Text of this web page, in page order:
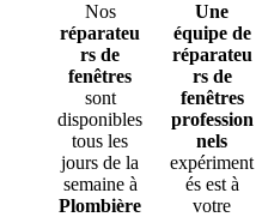
Nos
réparateu
rs de
fenêtres
sont
disponibles
tous les
jours de la
semaine à
Plombière
Une
équipe de
réparateu
rs de
fenêtres
profession
nels
expériment
és est à
votre